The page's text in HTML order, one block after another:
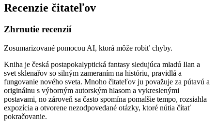
Recenzie čitateľov
Zhrnutie recenzií
Zosumarizované pomocou AI, ktorá môže robiť chyby.
Kniha je česká postapokalyptická fantasy sledujúca mladú Ilan a
svet sklenařov so silným zameraním na históriu, pravidlá a
fungovanie nového sveta. Mnoho čitateľov ju považuje za pútavú a
originálnu s výborným autorským hlasom a vykreslenými
postavami, no zároveň sa často spomína pomalšie tempo, rozsiahla
expozícia a otvorene nezodpovedané otázky, ktoré nútia čítať
pokračovanie.